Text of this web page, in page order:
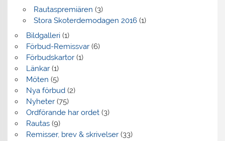
Rautaspremiären (3)
Stora Skoterdemodagen 2016(1)
Bildgalleri(1)
Förbud-Remissvar(6)
Förbudskartor(1)
Länkar(1)
Möten (5)
Nya förbud(2)
Nyheter(75)
Ordförande har ordet(3)
Rautas(9)
Remisser, brev & skrivelser(33)